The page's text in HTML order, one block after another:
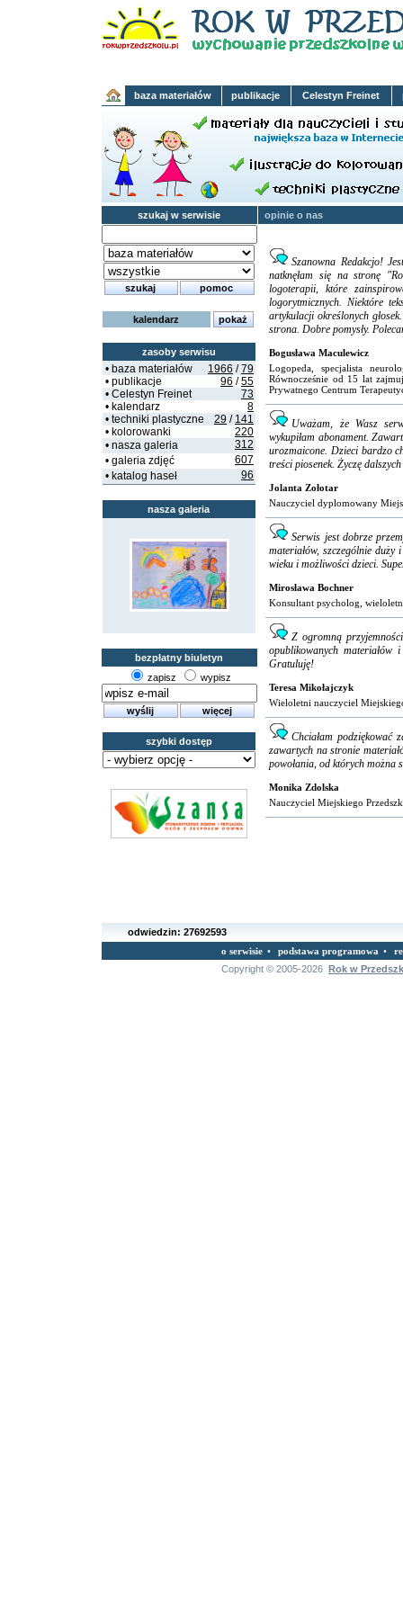
baza materiałów publikacje Celestyn Freinet
szukaj w serwisie
kalendarz
zasoby serwisu
• baza materiałów 1966 /79
• publikacje
96 /55
• Celestyn Freinet
73
• kalendarz
8
• techniki plastyczne
29 / 141
• kolorowanki
220
• nasza galeria
312
• galeria zdjęć
607
• katalog haseł
96
nasza galeria
bezpłatny biuletyn
zapisz
wypisz
szybki dostęp
opinie o nas
Szanowna Redakcjo!
natknęłam się na stronę
logoterapii, które
logorytmicznych. Niektóre
artykulacji określonych
strona. Dobre pomysły.
Bogusława Maculewicz
Logopeda, specjalista
Równocześnie od 15 lat
Prywatnego Centrum
Uważam, że Wasz
wykupiłam abonament.
urozmaicone. Dzieci bardzo
treści piosenek. Życzę
Jolanta Zołotar
Nauczyciel dyplomowany
Serwis jest dobrze
materiałów, szczególnie
wieku i możliwości dzieci.
Mirosława Bochner
Konsultant psycholog,
Z ogromną
opublikowanych
Gratuluję!
Teresa Mikołajczyk
Wieloletni nauczyciel
Chciałam podziękować
zawartych na stronie
powołania, od których można
Monika Zdolska
Nauczyciel Miejskiego
odwiedzin:27692593
o serwisie • podstawa programowa •
Copyright © 2005-2026 Rok w